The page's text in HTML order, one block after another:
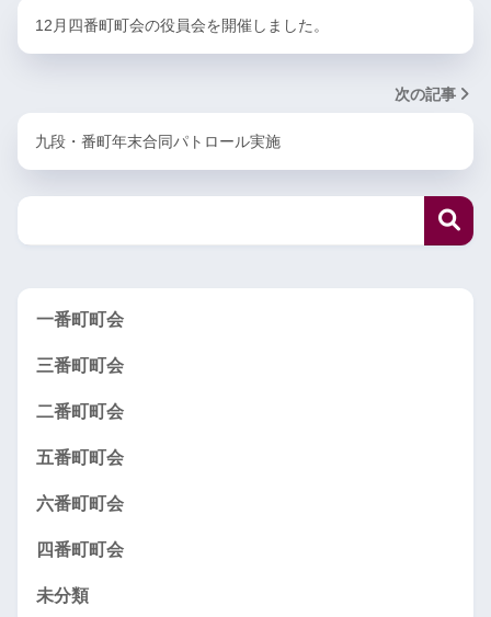
12月四番町町会の役員会を開催しました。
次の記事
九段・番町年末合同パトロール実施
一番町町会
三番町町会
二番町町会
五番町町会
六番町町会
四番町町会
未分類